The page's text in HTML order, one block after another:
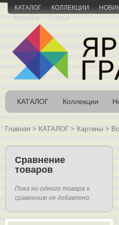
КАТАЛОГ КОЛЛЕКЦИИ
Корзина
Статьи
КАТАЛОГ Коллекции
Главная > КАТАЛОГ > Картины >
Сравнение
товаров
Пока ни одного товара к
сравнению не добавлено.